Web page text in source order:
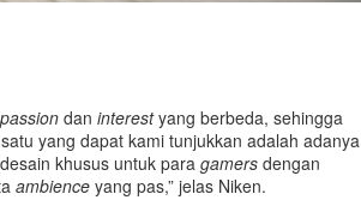
passion dan interestyang berbeda, sehingga
yang dapat kami tunjukkan adalah adanya
khusus untuk para gamers dengan
ambience yang pas,” jelas Niken.